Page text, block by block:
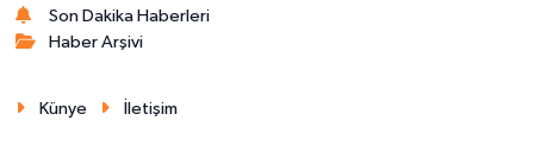
Son Dakika Haberleri
Haber Arşivi
Künye İletişim